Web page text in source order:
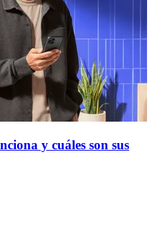
y cuáles son sus